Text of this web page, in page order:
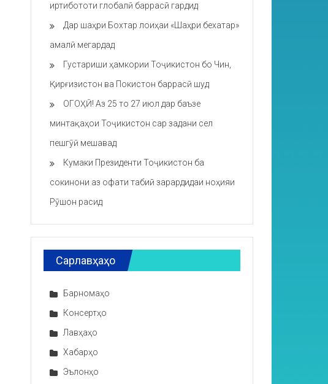
иртибототи глобалӣ баррасӣ гардид
Дар шаҳри Бохтар лоиҳаи «Шаҳри бехатар»
амалӣ мегардад
Густариши ҳамкории Тоҷикистон бо Чин,
Қирғизистон ва Покистон баррасӣ шуд
ОГОҲӢ! Аз 25 то 27 июл дар баъзе
минтақаҳои Тоҷикистон сар задани сел
пешгӯӣ мешавад
Кумаки Президенти Тоҷикистон ба
сокинони аз офати табиӣ зарардидаи ноҳияи
Рӯшон расид
Сарлавҳаҳо
Барномаҳо
Консертҳо
Лавҳаҳо
Хабарҳо
Эълонҳо